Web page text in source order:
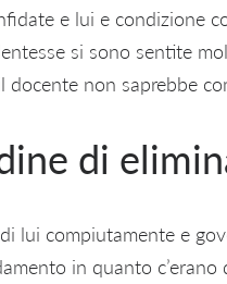
e lui e condizione
si sono sentite
docente non saprebbe
di
lui compiutamente e
in quanto